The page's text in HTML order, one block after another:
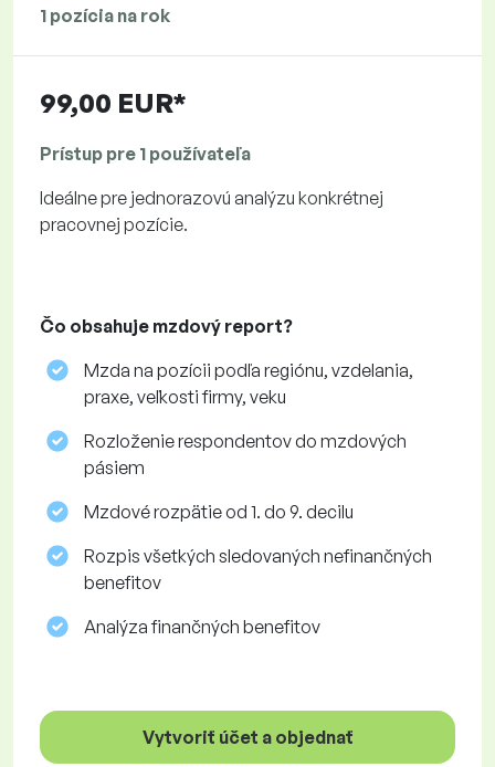
1 pozícia na rok
99,00 EUR*
Prístup pre 1 používateľa
Ideálne pre jednorazovú analýzu konkrétnej
pracovnej pozície.
Čo obsahuje mzdový report?
Mzda na pozícii podľa regiónu, vzdelania,
praxe, veľkosti firmy, veku
Rozloženie respondentov do mzdových
pásiem
Mzdové rozpätie od 1. do 9. decilu
Rozpis všetkých sledovaných nefinančných
benefitov
Analýza finančných benefitov
Vytvoriť účet a objednať